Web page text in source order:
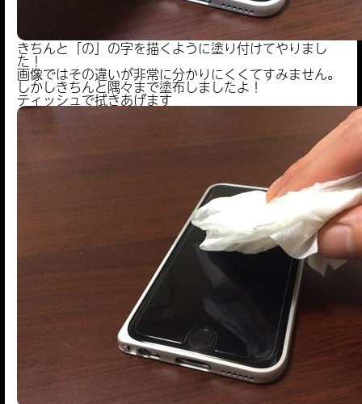
きちんと「の」の字を描くように塗り付けてやりまし
た！
画像ではその違いが非常に分かりにくくてすみません。
しかしきちんと隅々まで塗布しましたよ！
ティッシュで拭きあげます